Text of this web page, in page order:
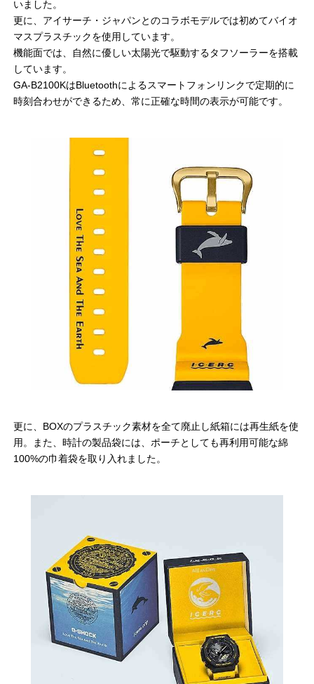
いました。
更に、アイサーチ・ジャパンとのコラボモデルでは初めてバイオ
マスプラスチックを使用しています。
機能面では、自然に優しい太陽光で駆動するタフソーラーを搭載
しています。
GA-B2100KはBluetoothによるスマートフォンリンクで定期的に
時刻合わせができるため、常に正確な時間の表示が可能です。
更に、BOXのプラスチック素材を全て廃止し紙箱には再生紙を使
用。また、時計の製品袋には、ポーチとしても再利用可能な綿
100%の巾着袋を取り入れました。